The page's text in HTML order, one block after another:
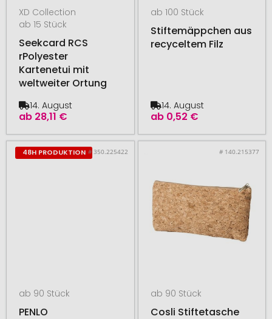
XD Collection
ab 15 Stück
Seekcard RCS
rPolyester
Kartenetui mit
weltweiter Ortung
ab 28,11 €
14. August
ab 100 Stück
Stiftemäppchen aus
recyceltem Filz
ab 0,52 €
14. August
48H PRODUKTION # 350.225422
ab 90 Stück
PENLO
# 140.215377
ab 90 Stück
Cosli Stiftetasche